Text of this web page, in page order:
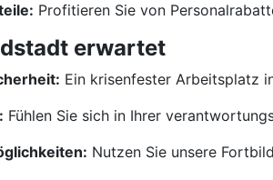
Profitieren Sie von
erwartet
Ein krisenfester Arbeitsplatz
Fühlen Sie sich in Ihrer
Nutzen Sie unsere